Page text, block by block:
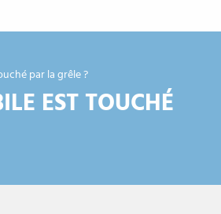
par la grêle ?
EST TOUCHÉ